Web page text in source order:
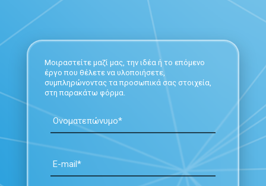
Μοιραστείτε μαζί μας, την ιδέα ή το επόμενο
έργο που θέλετε να υλοποιήσετε,
συμπληρώνοντας τα προσωπικά σας στοιχεία,
στη παρακάτω φόρμα.